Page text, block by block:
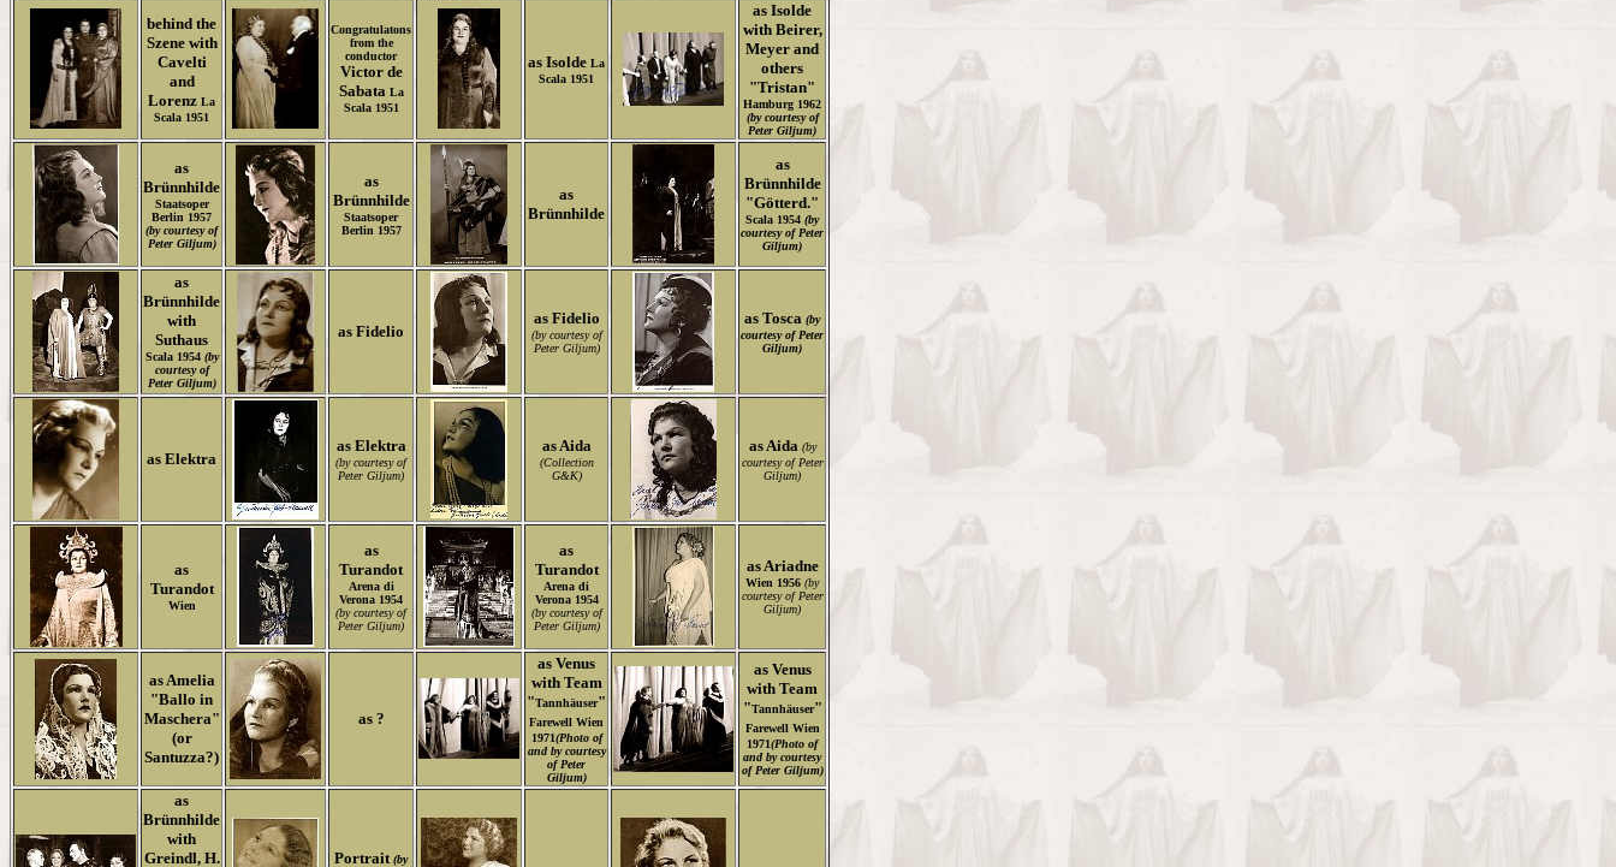
behind the
Szene with
Cavelti
and
Lorenz La
Scala 1951
Congratulatons
from the
conductor
Victor de
Sabata La
Scala 1951
as Isolde La
Scala 1951
as Isolde
with Beirer,
Meyer and
others
"Tristan"
Hamburg 1962
(by courtesy of
Peter Giljum)
as
Brünnhilde
Staatsoper
Berlin 1957
(by courtesy of
Peter Giljum)
as
Brünnhilde
Staatsoper
Berlin 1957
as
Brünnhilde
as
Brünnhilde
"Götterd."
Scala 1954 (by
courtesy of Peter
Giljum)
as
Brünnhilde
with
Suthaus
Scala 1954 (by
courtesy of
Peter Giljum)
as Fidelio
as Fidelio
(by courtesy of
Peter Giljum)
as Tosca (by
courtesy of Peter
Giljum)
as Elektra
as Elektra
(by courtesy of
Peter Giljum)
as Aida
(Collection
G&K)
as Aida (by
courtesy of Peter
Giljum)
as
Turandot
Wien
as
Turandot
Arena di
Verona 1954
(by courtesy of
Peter Giljum)
as
Turandot
Arena di
Verona 1954
(by courtesy of
Peter Giljum)
as Ariadne
Wien 1956 (by
courtesy of Peter
Giljum)
as Amelia
"Ballo in
Maschera"
(or
Santuzza?)
as ?
as Venus
with Team
"Tannhäuser"
Farewell Wien
1971(Photo of
and by courtesy
of Peter
Giljum)
as Venus
with Team
"Tannhäuser"
Farewell Wien
1971(Photo of
and by courtesy
of Peter Giljum)
as
Brünnhilde
with
Greindl, H.
Portrait(by